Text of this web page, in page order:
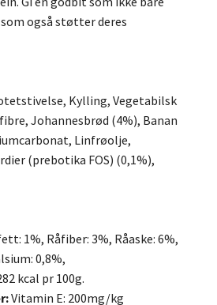
også støtter deres
Kylling, Vegetabilsk
Johannesbrød (4%), Banan
Linfrøolje,
(prebotika FOS) (0,1%),
1%, Råfiber: 3%, Råaske: 6%,
0,8%,
kcal pr 100g.
Vitamin E: 200mg/kg